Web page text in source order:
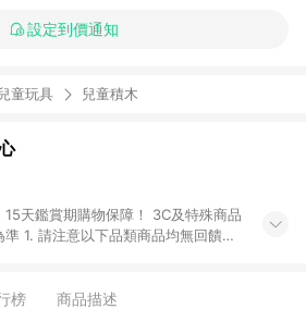
設定到價通知
兒童玩具 兒童積木
天鑑賞期購物保障！ 3C及特殊商品
饋：
立得 [2024/6/1起適用] -內接硬
榜 商品描述